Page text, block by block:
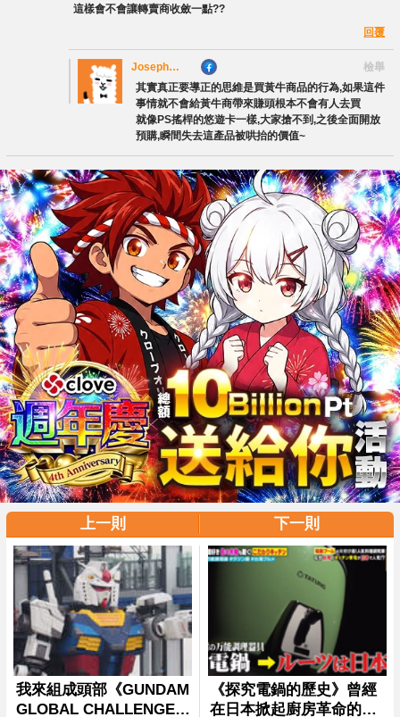
這樣會不會讓轉賣商收斂一點??
回覆
Joseph
Huang
檢舉
其實真正要導正的思維是買黃牛商品的行為,如果這件
事情就不會給黃牛商帶來賺頭根本不會有人去買
就像PS搖桿的悠遊卡一樣,大家搶不到,之後全面開放
預購,瞬間失去這產品被哄抬的價值~
上一則 下一則